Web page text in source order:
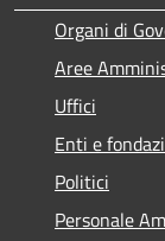
Organi di
Aree
Uffici
Enti e
Politici
Personale